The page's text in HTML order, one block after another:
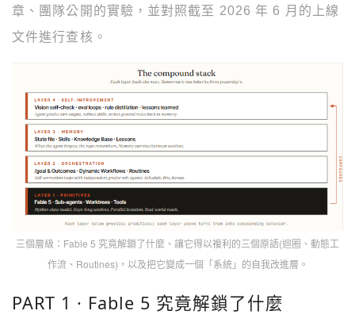
章、團隊公開的實驗，並對照截至 2026 年 6 月的上線
文件進行查核。
三個層級：Fable 5 究竟解鎖了什麼、讓它得以複利的三個原語(迴圈、動態工
作流、Routines)，以及把它變成一個「系統」的自我改進層。
PART 1 · Fable 5 究竟解鎖了什麼